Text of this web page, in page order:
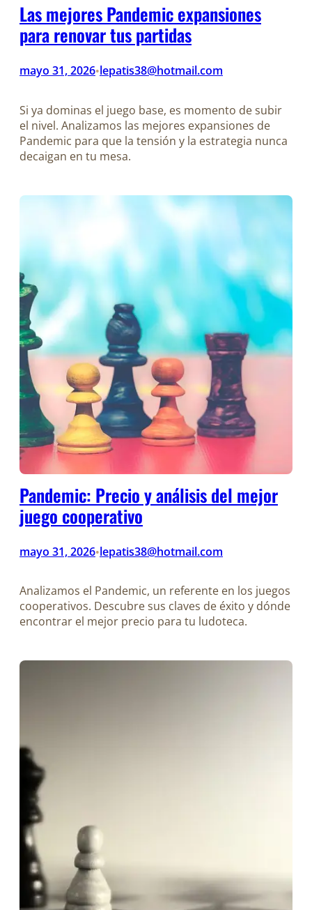
Las mejores Pandemic expansiones
para renovar tus partidas
mayo 31, 2026•lepatis38@hotmail.com
Si ya dominas el juego base, es momento de subir
el nivel. Analizamos las mejores expansiones de
Pandemic para que la tensión y la estrategia nunca
decaigan en tu mesa.
Pandemic: Precio y análisis del mejor
juego cooperativo
mayo 31, 2026•lepatis38@hotmail.com
Analizamos el Pandemic, un referente en los juegos
cooperativos. Descubre sus claves de éxito y dónde
encontrar el mejor precio para tu ludoteca.